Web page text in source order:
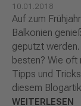
10.01.2018
Auf zum
Balkonien
geputzt
besten? Wie oft
Tipps und
diesem
WEITERLESEN